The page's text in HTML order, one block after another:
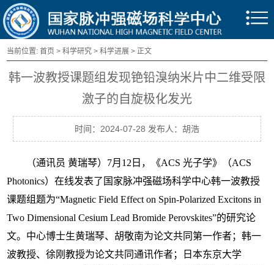
当前位置:首页 >科学研究 >科学进展 > 正文
韩一波教授课题组发现铯铅溴纳米片中二维受限
激子的自旋极化发光
时间：2024-07-28 发布人：胡浩
（通讯员 黄瑞琴）7月12日，《ACS 光子学》（ACS
Photonics）在线发表了国家脉冲强磁场科学中心韩一波教授
课题组题为“Magnetic Field Effect on Spin-Polarized Excitons in
Two Dimensional Cesium Lead Bromide Perovskites”的研究论
文。中心博士生黄瑞琴、胡敬南为论文共同第一作者；韩一
波教授、徐刚教授为论文共同通讯作者；日本东京大学